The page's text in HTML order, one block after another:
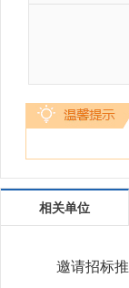
相关单位
邀请招标